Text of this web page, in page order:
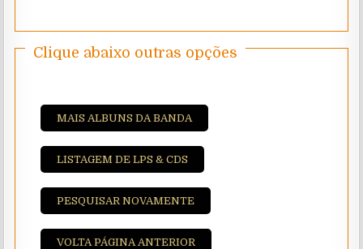
Clique abaixo outras opções
MAIS ALBUNS DA BANDA
LISTAGEM DE LPS & CDS
PESQUISAR NOVAMENTE
VOLTA PÁGINA ANTERIOR